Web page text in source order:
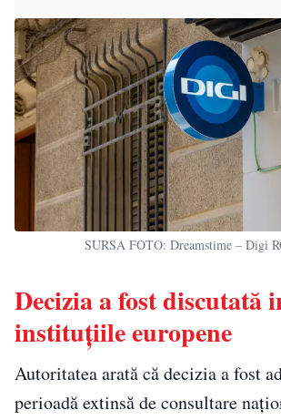
SURSA FOTO: Dreamstime – Digi
Decizia a fost discutată
instituțiile europene
Autoritatea arată că decizia a fost
perioadă extinsă de consultare